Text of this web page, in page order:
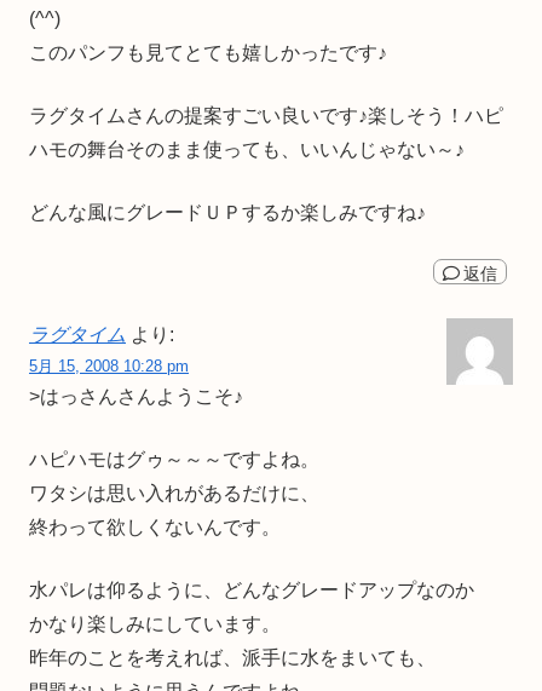
(^^)
このパンフも見てとても嬉しかったです♪
ラグタイムさんの提案すごい良いです♪楽しそう！ハピ
ハモの舞台そのまま使っても、いいんじゃない～♪
どんな風にグレードＵＰするか楽しみですね♪
返信
ラグタイム より:
5月 15, 2008 10:28 pm
>はっさんさんようこそ♪
ハピハモはグゥ～～～ですよね。
ワタシは思い入れがあるだけに、
終わって欲しくないんです。
水パレは仰るように、どんなグレードアップなのか
かなり楽しみにしています。
昨年のことを考えれば、派手に水をまいても、